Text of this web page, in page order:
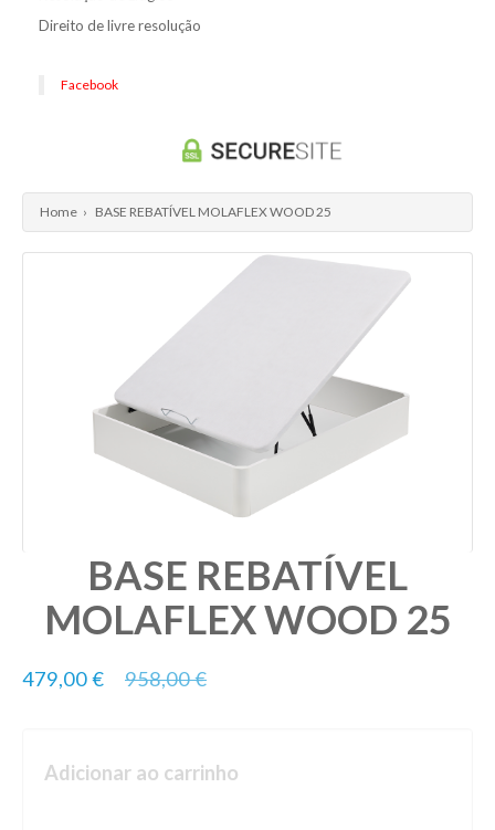
Direito de livre resolução
Facebook
Home › BASE REBATÍVEL MOLAFLEX WOOD 25
BASE REBATÍVEL
MOLAFLEX WOOD 25
479,00 € 958,00 €
Adicionar ao carrinho